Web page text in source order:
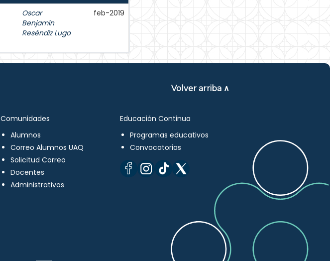
Oscar
Benjamín
Reséndiz Lugo
feb-2019
Volver arriba ∧
Comunidades
Alumnos
Correo Alumnos UAQ
Solicitud Correo
Docentes
Administrativos
Educación Continua
Programas educativos
Convocatorias